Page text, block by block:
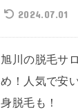
2024.07.01
旭川の脱毛サ
め！人気で安
身脱毛も！